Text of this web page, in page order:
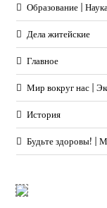
Образование |
Дела житейские
Главное
Мир вокруг нас |
История
Будьте здоровы! |